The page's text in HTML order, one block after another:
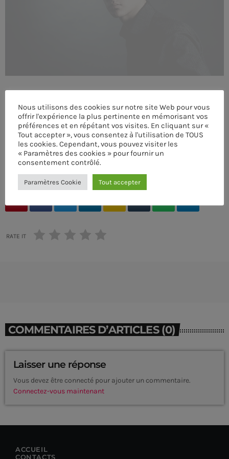
TEAM
PRIVACY POLICY
CUSTOM PLAYER
RALIEZOT 92
ÉCRIT PAR:ADMIN
RATE IT
COMMENTAIRES D’ARTICLES (0)
Laisser une réponse
Vous devez être connecté pour ajouter un commentaire.
Connectez-vous maintenant
ACCUEIL
CONTACTS
Nous utilisons des cookies sur notre site Web pour vous
offrir l'expérience la plus pertinente en mémorisant vos
préférences et en répétant vos visites. En cliquant sur «
Tout accepter », vous consentez à l'utilisation de TOUS
les cookies. Cependant, vous pouvez visiter les
« Paramètres des cookies » pour fournir un
consentement contrôlé.
Paramètres Cookie Tout accepter